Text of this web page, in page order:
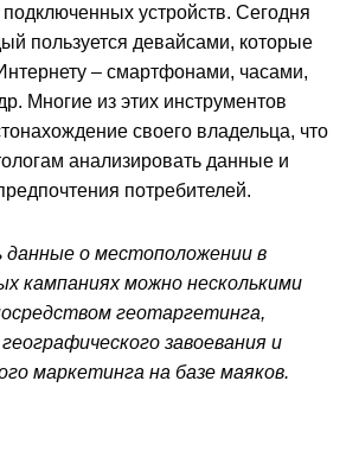
подключенных устройств. Сегодня
пользуется девайсами, которые
– смартфонами, часами,
Многие из этих инструментов
своего владельца, что
анализировать данные и
потребителей.
данные о местоположении в
кампаниях можно несколькими
геотаргетинга,
завоевания и
маркетинга на базе маяков.